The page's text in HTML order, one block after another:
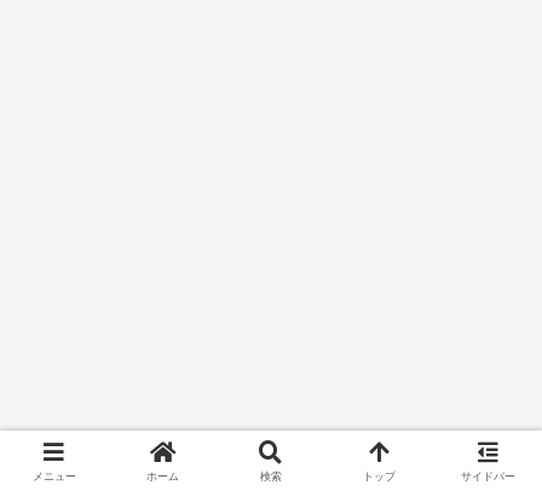
メニュー ホーム 検索 トップ サイドバー